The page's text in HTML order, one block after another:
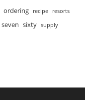
ordering recipe resorts
seven sixty supply